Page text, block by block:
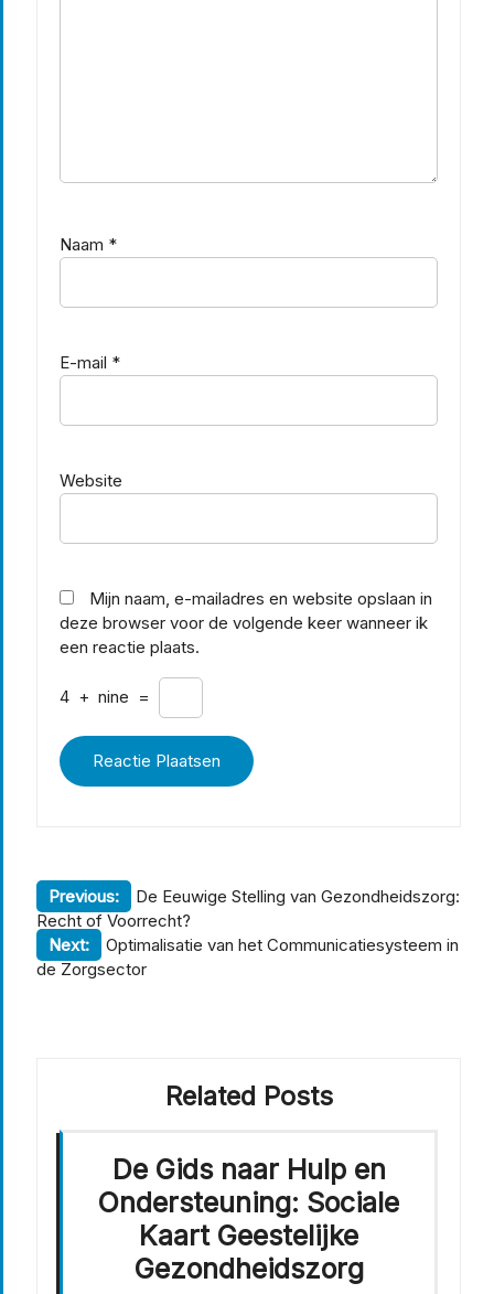
Naam *
E-mail *
Website
Mijn naam, e-mailadres en website opslaan in
deze browser voor de volgende keer wanneer ik
een reactie plaats.
4 + nine =
Berichtnavigatie
Previous:
De Eeuwige Stelling van Gezondheidszorg:
Recht of Voorrecht?
Next:
Optimalisatie van het Communicatiesysteem in
de Zorgsector
Related Posts
De Gids naar Hulp en
Ondersteuning: Sociale
Kaart Geestelijke
Gezondheidszorg